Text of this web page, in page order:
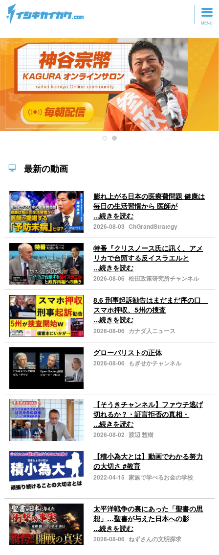
トップページ
動画を見る
記事を読む
セミナーに参加
研修・ツアーに参加
最新の動画
膨れ上がる日本の医療費問題 健康は
毎日の生活習慣から 医師が
...続きを読む
2026-08-03 ChGrandStrategy
特番『クリスノース氏に訊く、アメ
リカで台頭する反イスラエルと
...続きを読む
2026-08-06 松田政策研究所チャンネル
8.6 刑事起訴勧告はまだまだ序の口
スマホ押収、5州の捜査
...続きを読む
2026-08-06 カナダ人ニュース
グローバリストの正体
2026-08-06 もぎせかチャンネル
【そうきチャンネル】ファウチ逃げ
切れるか？・証言拒否の真相・
...続きを読む
2026-08-02 渡辺 惣樹
【積小為大とは】動画でわかる努力
の大切さ #教育
2022-04-15 家族で学べるお金の学校
太平洋戦争の裏にあった「聖書の思
想」…聖書が与えた日本への影
...続きを読む
2026-08-06 ねずさんの文明探求